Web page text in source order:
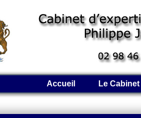
Accueil Le Cabinet